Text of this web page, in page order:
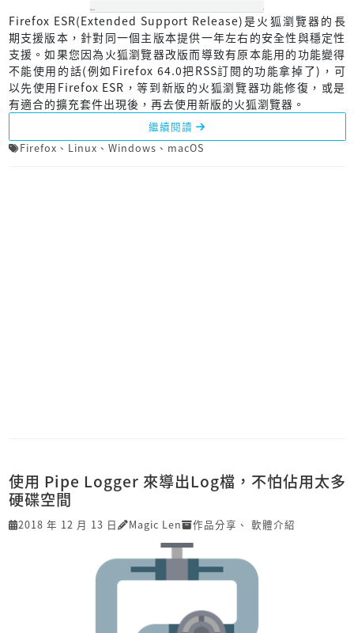
Firefox ESR(Extended Support Release)是火狐瀏覽器的長
期支援版本，針對同一個主版本提供一年左右的安全性與穩定性
支援。如果您因為火狐瀏覽器改版而導致有原本能用的功能變得
不能使用的話(例如Firefox 64.0把RSS訂閱的功能拿掉了)，可
以先使用Firefox ESR，等到新版的火狐瀏覽器功能修復，或是
有適合的擴充套件出現後，再去使用新版的火狐瀏覽器。
繼續閱讀
Firefox 、 Linux 、 Windows 、 macOS
使用 Pipe Logger 來導出Log檔，不怕佔用太多
硬碟空間
2018 年 12 月 13 日 Magic Len 作品分享 、 軟體介紹